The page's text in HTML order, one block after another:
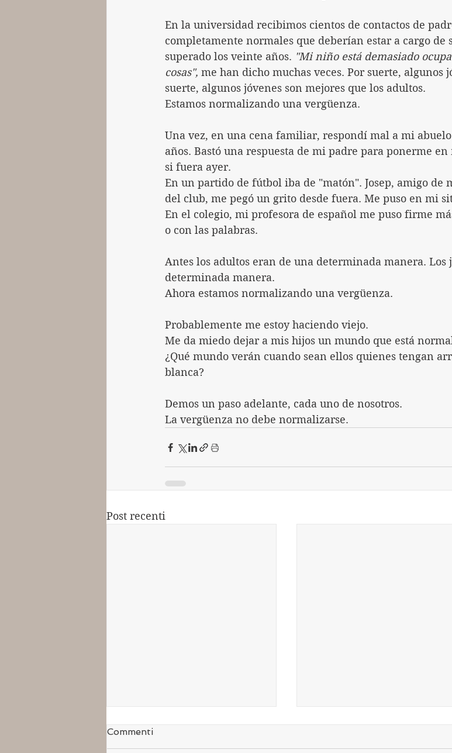
En la universidad recibimos cientos de contactos de
completamente normales que deberían estar a cargo de
superado los veinte años. "Mi niño está demasiado
cosas", me han dicho muchas veces. Por suerte, algunos
suerte, algunos jóvenes son mejores que los adultos.
Estamos normalizando una vergüenza.
Una vez, en una cena familiar, respondí mal a mi
años. Bastó una respuesta de mi padre para ponerme
si fuera ayer.
En un partido de fútbol iba de "matón". Josep, amigo de
del club, me pegó un grito desde fuera. Me puso en mi
En el colegio, mi profesora de español me puso firme
o con las palabras.
Antes los adultos eran de una determinada manera. Los
determinada manera.
Ahora estamos normalizando una vergüenza.
Probablemente me estoy haciendo viejo.
Me da miedo dejar a mis hijos un mundo que está
¿Qué mundo verán cuando sean ellos quienes tengan
blanca?
Demos un paso adelante, cada uno de nosotros.
La vergüenza no debe normalizarse.
Post recenti
Commenti